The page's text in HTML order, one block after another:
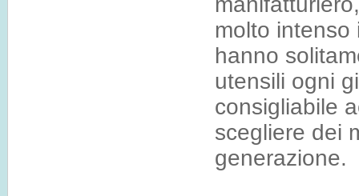
molto
hanno
utensili ogni
consigliabile
scegliere dei
generazione.